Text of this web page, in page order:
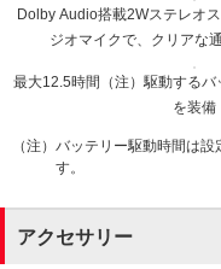
Dolby Audio搭載2Wステレオ
ジオマイクで、クリアな
最大12.5時間（注）駆動する
を装備
（注）バッテリー駆動時間は
す。
アクセサリー